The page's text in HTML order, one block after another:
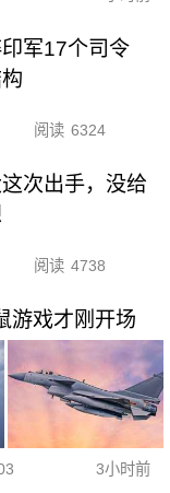
军17个司令
阅读 6324
次出手，没给
阅读 4738
游戏才刚开场
3小时前